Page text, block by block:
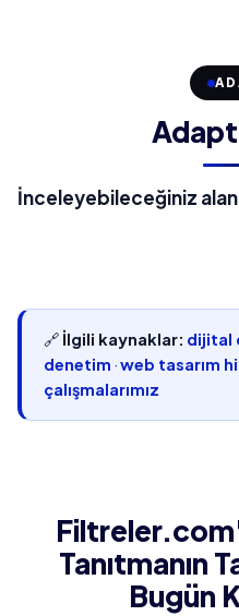
İnceleyebileceğiniz
🔗 İlgili kaynaklar: dijital
denetim ·web tasarım
çalışmalarımız
Tanıtmanın
Bugün